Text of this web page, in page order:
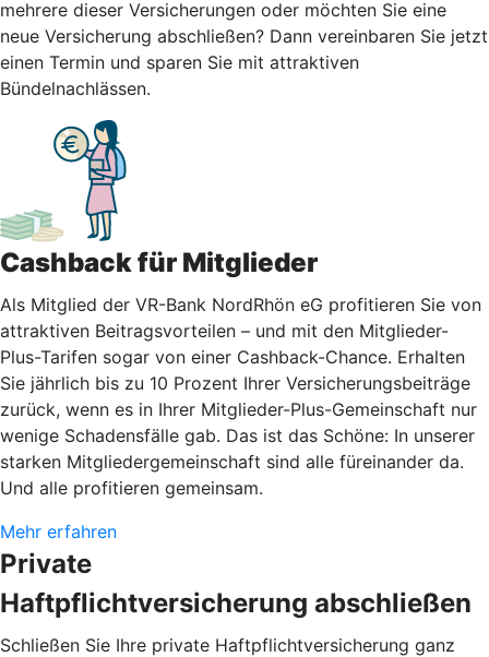
mehrere dieser Versicherungen oder möchten Sie eine
neue Versicherung abschließen? Dann vereinbaren Sie jetzt
einen Termin und sparen Sie mit attraktiven
Bündelnachlässen.
Cashback für Mitglieder
Als Mitglied der VR-Bank NordRhön eG profitieren Sie von
attraktiven Beitragsvorteilen – und mit den Mitglieder-
Plus-Tarifen sogar von einer Cashback-Chance. Erhalten
Sie jährlich bis zu 10 Prozent Ihrer Versicherungsbeiträge
zurück, wenn es in Ihrer Mitglieder-Plus-Gemeinschaft nur
wenige Schadensfälle gab. Das ist das Schöne: In unserer
starken Mitgliedergemeinschaft sind alle füreinander da.
Und alle profitieren gemeinsam.
Mehr erfahren
Private
Haftpflichtversicherung abschließen
Schließen Sie Ihre private Haftpflichtversicherung ganz